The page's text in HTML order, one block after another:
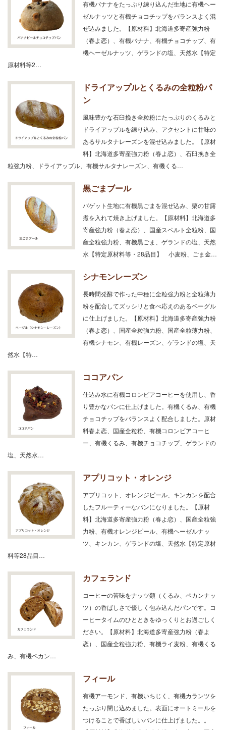
有機バナナをたっぷり練り込んだ生地に有機ヘー
ゼルナッツと有機チョコチップをバランスよく混
ぜ込みました。【原材料】北海道多寄産強力粉
（春よ恋）、有機バナナ、有機チョコチップ、有
機ヘーゼルナッツ、ゲランドの塩、天然水【特定
原材料等2…
ドライアップルとくるみの全粒粉パ
ン
風味豊かな石臼挽き全粒粉にたっぷりのくるみと
ドライアップルを練り込み、アクセントに甘味の
あるサルタナレーズンを混ぜ込みました。【原材
料】北海道多寄産強力粉（春よ恋）、石臼挽き全
粒強力粉、ドライアップル、有機サルタナレーズン、有機くる…
黒ごまブール
バゲット生地に有機黒ごまを混ぜ込み、栗の甘露
煮を入れて焼き上げました。【原材料】北海道多
寄産強力粉（春よ恋）、国産スペルト全粒粉、国
産全粒強力粉、有機黒ごま、ゲランドの塩、天然
水【特定原材料等・28品目】 小麦粉、ごま金…
シナモンレーズン
長時間発酵で作った中種に全粒強力粉と全粒薄力
粉を配合してズッシリと食べ応えのあるベーグル
に仕上げました。【原材料】北海道多寄産強力粉
（春よ恋）、国産全粒強力粉、国産全粒薄力粉、
有機シナモン、有機レーズン、ゲランドの塩、天
然水【特…
ココアパン
仕込み水に有機コロンビアコーヒーを使用し、香
り豊かなパンに仕上げました。有機くるみ、有機
チョコチップをバランスよく配合しました。原材
料春よ恋、国産全粒粉、有機コロンビアコーヒ
ー、有機くるみ、有機チョコチップ、ゲランドの
塩、天然水…
アプリコット・オレンジ
アプリコット、オレンジピール、キンカンを配合
したフルーティーなパンになりました。【原材
料】北海道多寄産強力粉（春よ恋）、国産全粒強
力粉、有機オレンジピール、有機ヘーゼルナッ
ツ、キンカン、ゲランドの塩、天然水【特定原材
料等28品目…
カフェランド
コーヒーの苦味をナッツ類（くるみ、ペカンナッ
ツ）の香ばしさで優しく包み込んだパンです。コ
ーヒータイムのひとときをゆっくりとお過ごしく
ださい。【原材料】北海道多寄産強力粉（春よ
恋）、国産全粒強力粉、有機ライ麦粉、有機くる
み、有機ペカン…
フィール
有機アーモンド、有機いちじく、有機カランツを
たっぷり閉じ込めました。表面にオートミールを
つけることで香ばしいパンに仕上げました。。